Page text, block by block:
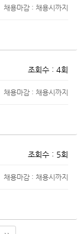
채용마감 : 채용시까지
조회수 : 4회
채용마감 : 채용시까지
조회수 : 5회
채용마감 : 채용시까지